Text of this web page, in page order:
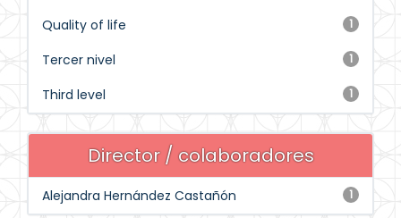
1
Quality of life
1
Tercer nivel
1
Third level
Director / colaboradores
1
Alejandra Hernández Castañón